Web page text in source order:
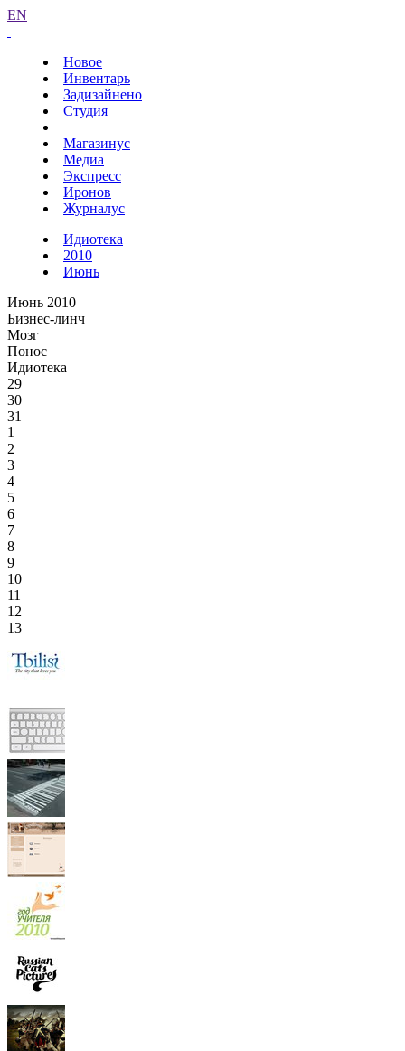
EN
Новое
Инвентарь
Задизайнено
Студия
Магазинус
Медиа
Экспресс
Иронов
Журналус
Идиотека
2010
Июнь
Июнь 2010
Бизнес-линч
Мозг
Понос
Идиотека
29
30
31
1
2
3
4
5
6
7
8
9
10
11
12
13